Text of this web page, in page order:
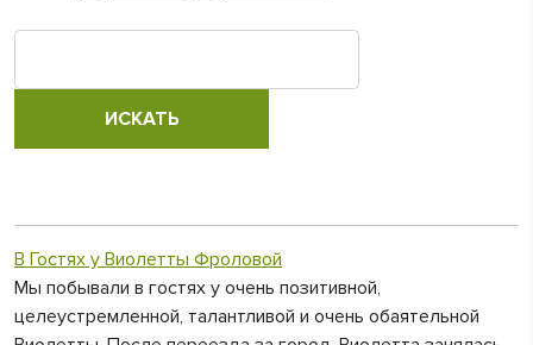
В Гостях у Виолетты Фроловой
Мы побывали в гостях у очень позитивной,
целеустремленной, талантливой и очень обаятельной